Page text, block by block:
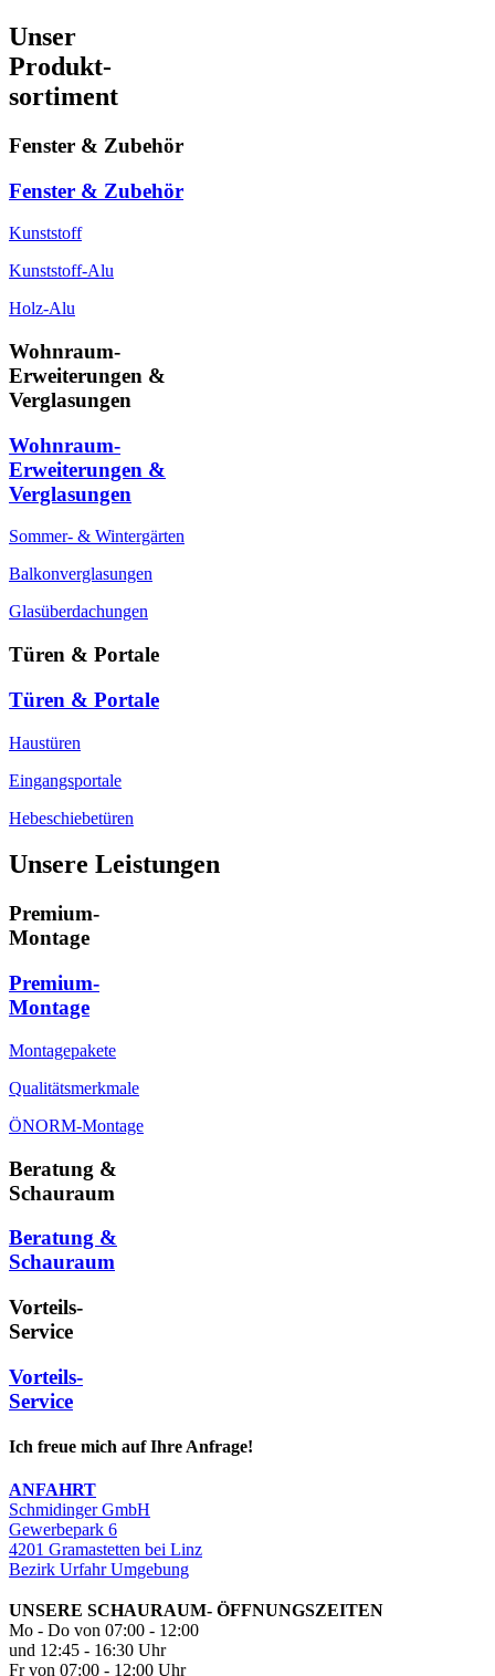
Unser
Produkt-
sortiment
Fenster & Zubehör
Fenster & Zubehör
Kunststoff
Kunststoff-Alu
Holz-Alu
Wohnraum-
Erweiterungen &
Verglasungen
Wohnraum-
Erweiterungen &
Verglasungen
Sommer- & Wintergärten
Balkonverglasungen
Glasüberdachungen
Türen & Portale
Türen & Portale
Haustüren
Eingangsportale
Hebeschiebetüren
Unsere Leistungen
Premium-
Montage
Premium-
Montage
Montagepakete
Qualitätsmerkmale
ÖNORM-Montage
Beratung &
Schauraum
Beratung &
Schauraum
Vorteils-
Service
Vorteils-
Service
Ich freue mich auf Ihre Anfrage!
ANFAHRT
Schmidinger GmbH
Gewerbepark 6
4201 Gramastetten bei Linz
Bezirk Urfahr Umgebung
UNSERE SCHAURAUM- ÖFFNUNGSZEITEN
Mo - Do von 07:00 - 12:00
und 12:45 - 16:30 Uhr
Fr von 07:00 - 12:00 Uhr